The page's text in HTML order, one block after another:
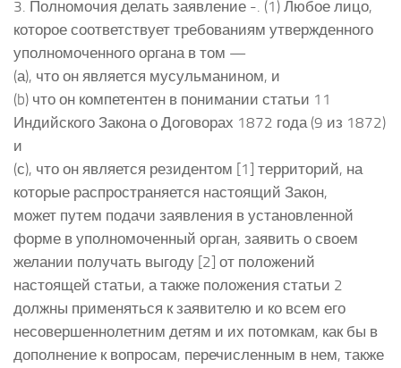
3. Полномочия делать заявление -. (1) Любое лицо,
которое соответствует требованиям утвержденного
уполномоченного органа в том —
(а), что он является мусульманином, и
(b) что он компетентен в понимании статьи 11
Индийского Закона о Договорах 1872 года (9 из 1872)
и
(с), что он является резидентом [1] территорий, на
которые распространяется настоящий Закон,
может путем подачи заявления в установленной
форме в уполномоченный орган, заявить о своем
желании получать выгоду [2] от положений
настоящей статьи, а также положения статьи 2
должны применяться к заявителю и ко всем его
несовершеннолетним детям и их потомкам, как бы в
дополнение к вопросам, перечисленным в нем, также